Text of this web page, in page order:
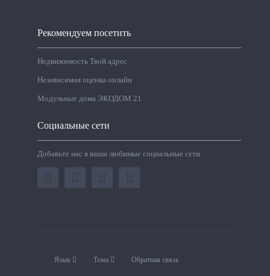
Рекомендуем посетить
Недвижимость Твой адрес
Независимая оценка онлайн
Модульные дома ЭКОДОМ 21
Социальные сети
Добавьте нас в ваши любимые социальные сети
Язык Тема Обратная связь